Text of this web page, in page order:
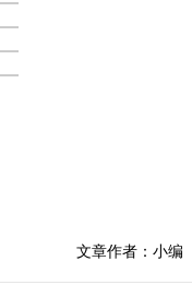
文章作者：小编